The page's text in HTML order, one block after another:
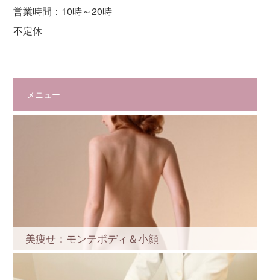
営業時間：10時～20時
不定休
メニュー
美痩せ：モンテボディ＆小顔